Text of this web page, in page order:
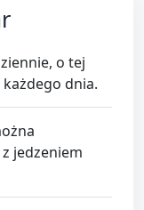
o tej
dnia.
jedzeniem